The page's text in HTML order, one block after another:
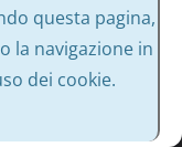
i diritti riservati.
by
questa pagina,
la navigazione in
dei cookie.